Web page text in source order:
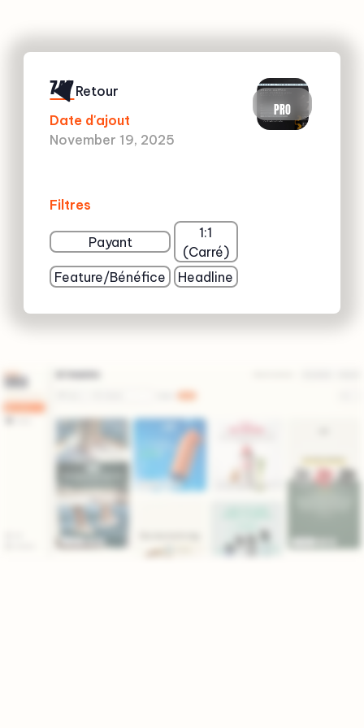
747
Date d'ajout
November 19, 2025
Filtres
Payant
1:1
(Carré)
Feature/Bénéfice
Headline
PRO
Retour